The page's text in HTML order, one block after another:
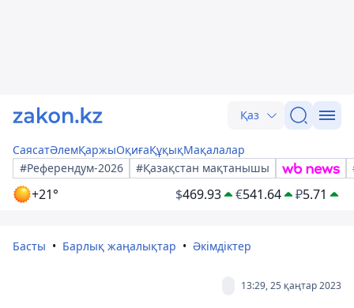
Қаз
СаясатӘлемҚаржыОқиғаҚұқықМақалалар
#Референдум-2026
#Қазақстан мақтанышы
+21° $469.93 €541.64 ₽5.71
Басты Барлық жаңалықтар Әкімдіктер
13:29, 25 қаңтар 2023